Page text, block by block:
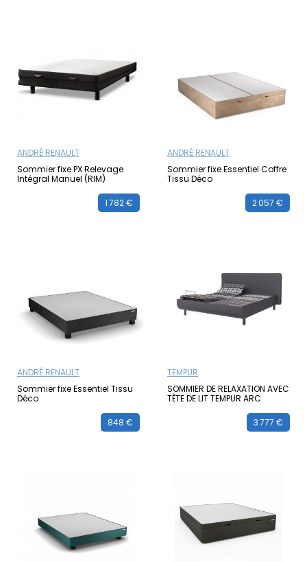
ANDRÉ RENAULT
Sommier fixe PX Relevage
Intégral Manuel (RIM)
1 782 €
ANDRÉ RENAULT
Sommier fixe Essentiel Coffre
Tissu Déco
2 057 €
ANDRÉ RENAULT
Sommier fixe Essentiel Tissu
Déco
848 €
TEMPUR
SOMMIER DE RELAXATION AVEC
TÊTE DE LIT TEMPUR ARC
3 777 €